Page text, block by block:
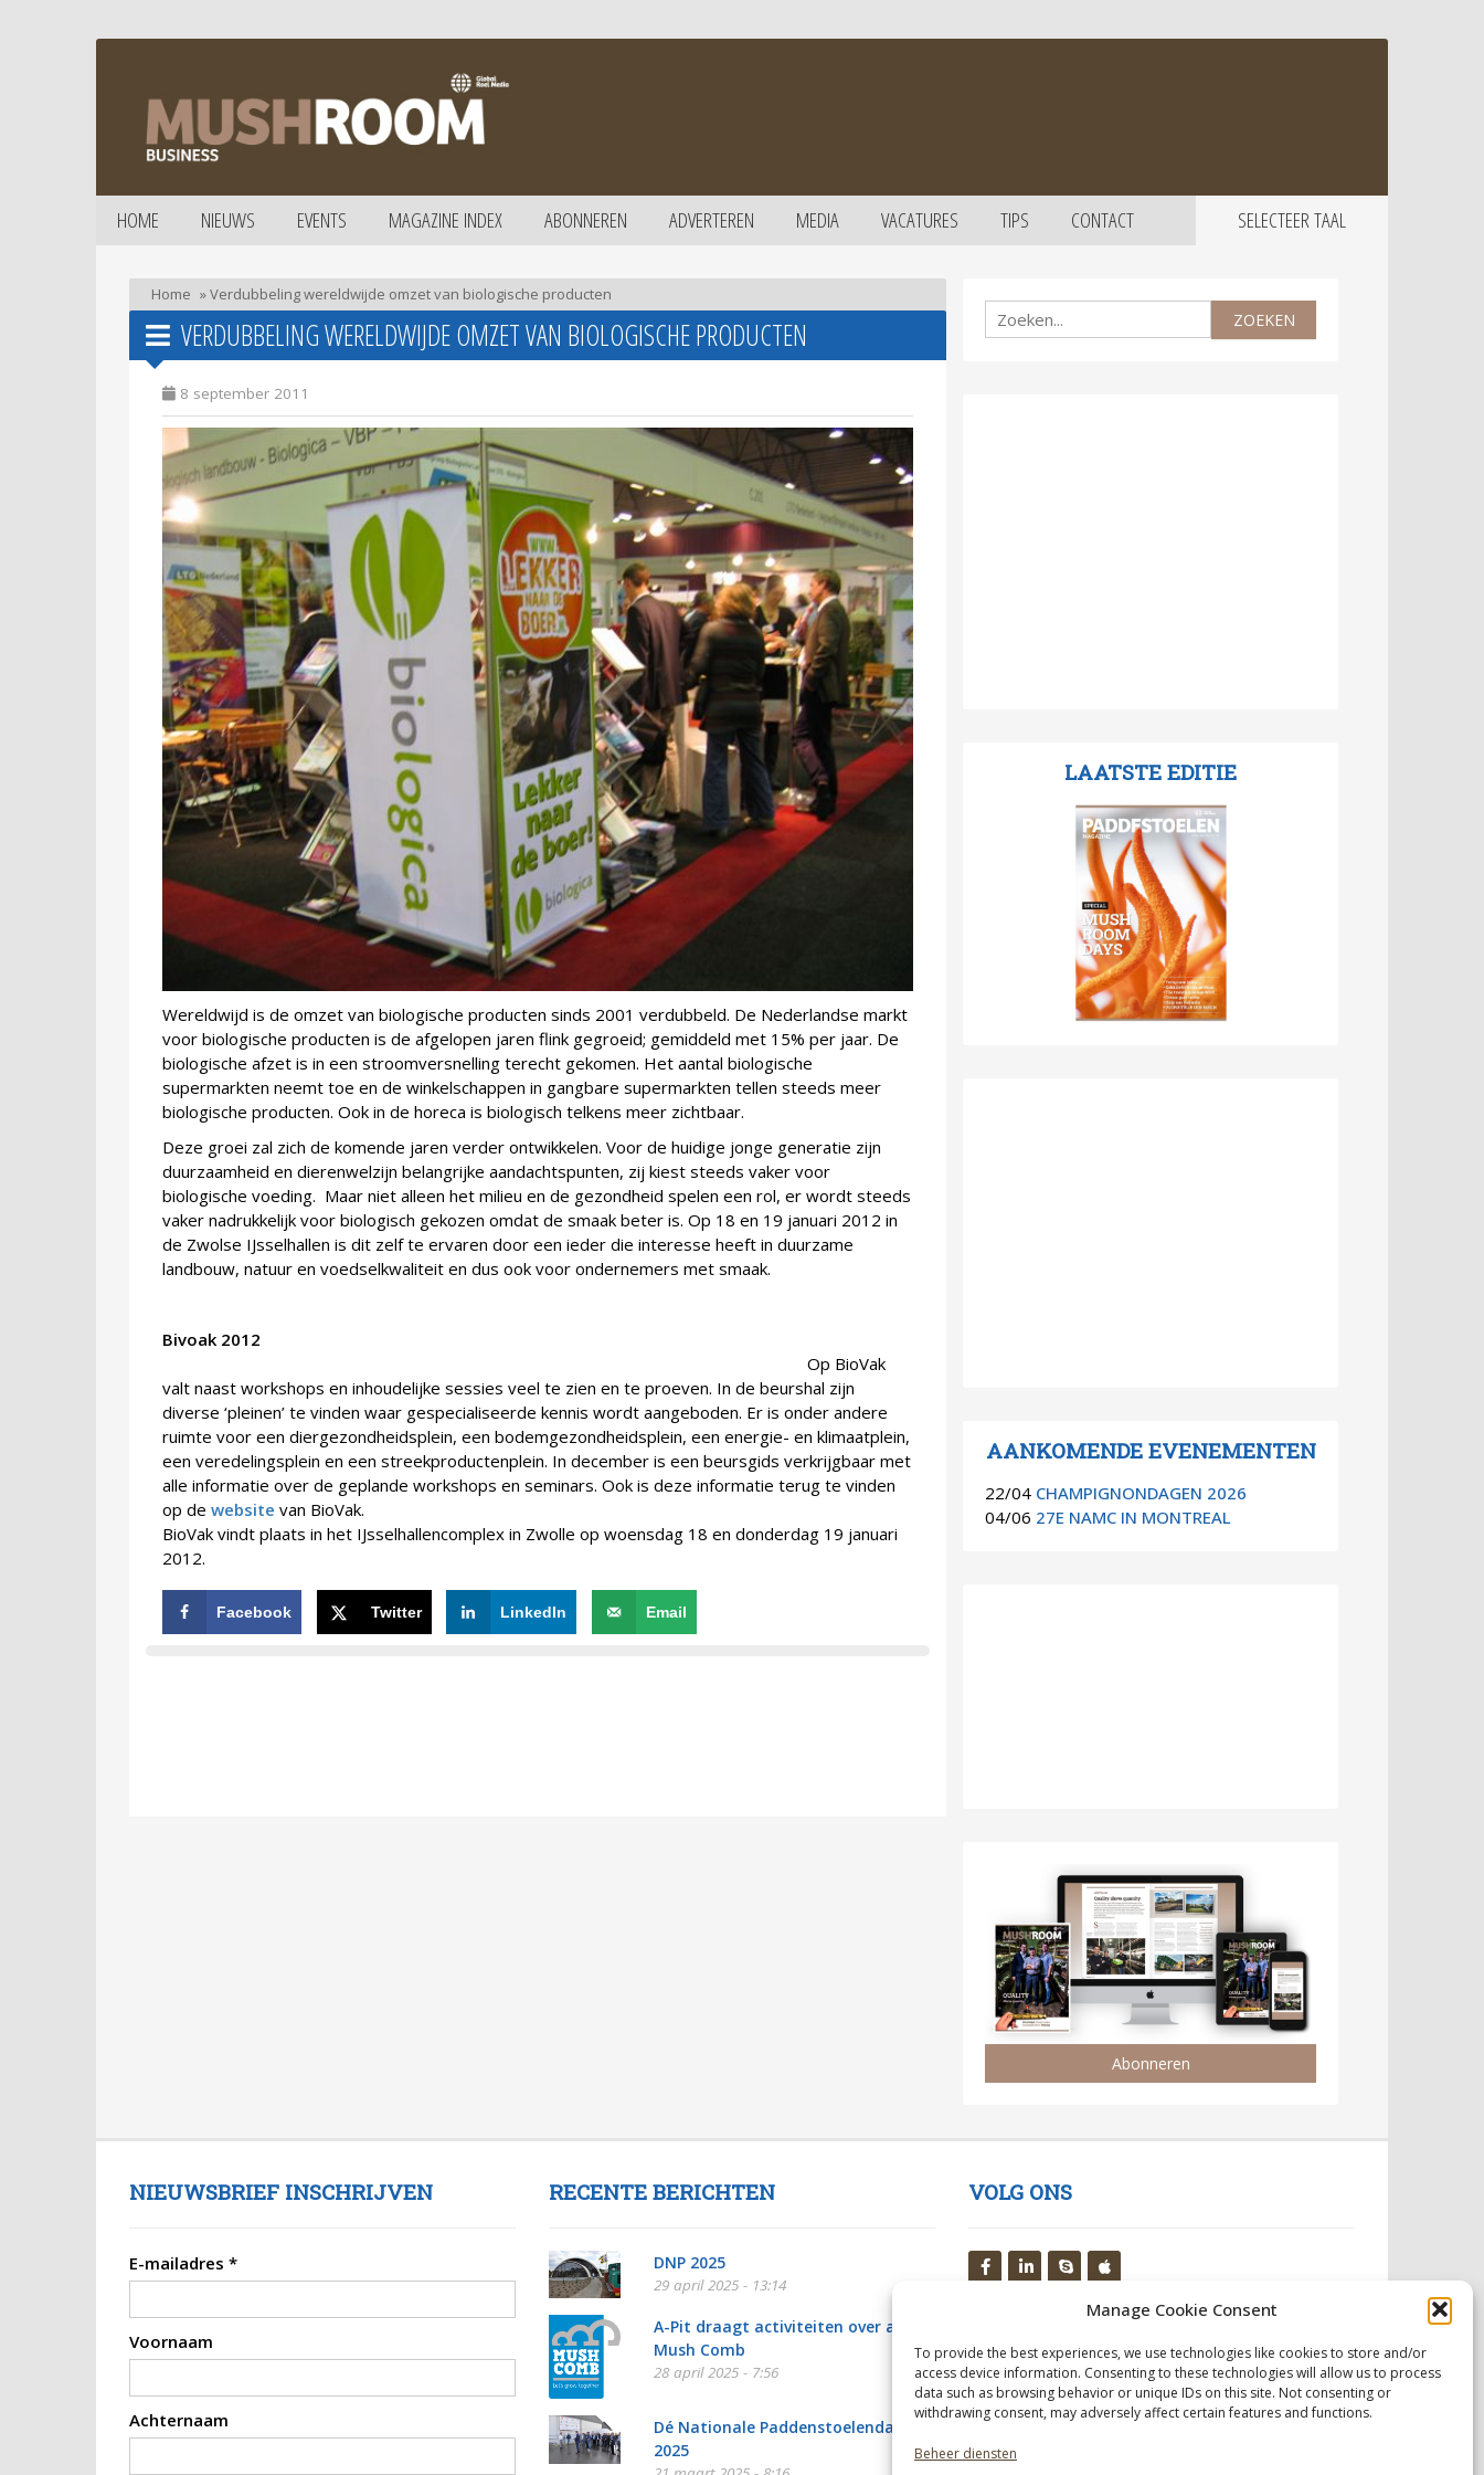
Manage Cookie Consent
To provide the best experiences, we use technologies like cookies to store and/or
access device information. Consenting to these technologies will allow us to process
data such as browsing behavior or unique IDs on this site. Not consenting or
withdrawing consent, may adversely affect certain features and functions.
Beheer diensten
SELECTEER TAAL
HOME NIEUWS EVENTS MAGAZINE INDEX ABONNEREN ADVERTEREN MEDIA VACATURES TIPS CONTACT
Home »Verdubbeling wereldwijde omzet van biologische producten
VERDUBBELING WERELDWIJDE OMZET VAN BIOLOGISCHE PRODUCTEN
8 september 2011
Wereldwijd is de omzet van biologische producten sinds 2001 verdubbeld. De Nederlandse markt
voor biologische producten is de afgelopen jaren flink gegroeid; gemiddeld met 15% per jaar. De
biologische afzet is in een stroomversnelling terecht gekomen. Het aantal biologische
supermarkten neemt toe en de winkelschappen in gangbare supermarkten tellen steeds meer
biologische producten. Ook in de horeca is biologisch telkens meer zichtbaar.
Deze groei zal zich de komende jaren verder ontwikkelen. Voor de huidige jonge generatie zijn
duurzaamheid en dierenwelzijn belangrijke aandachtspunten, zij kiest steeds vaker voor
biologische voeding. Maar niet alleen het milieu en de gezondheid spelen een rol, er wordt steeds
vaker nadrukkelijk voor biologisch gekozen omdat de smaak beter is. Op 18 en 19 januari 2012 in
de Zwolse IJsselhallen is dit zelf te ervaren door een ieder die interesse heeft in duurzame
landbouw, natuur en voedselkwaliteit en dus ook voor ondernemers met smaak.
Bivoak 2012
Op BioVak
valt naast workshops en inhoudelijke sessies veel te zien en te proeven. In de beurshal zijn
diverse ‘pleinen’ te vinden waar gespecialiseerde kennis wordt aangeboden. Er is onder andere
ruimte voor een diergezondheidsplein, een bodemgezondheidsplein, een energie- en klimaatplein,
een veredelingsplein en een streekproductenplein. In december is een beursgids verkrijgbaar met
alle informatie over de geplande workshops en seminars. Ook is deze informatie terug te vinden
op de website van BioVak.
BioVak vindt plaats in het IJsselhallencomplex in Zwolle op woensdag 18 en donderdag 19 januari
2012.
Facebook Twitter LinkedIn Email
LAATSTE EDITIE
AANKOMENDE EVENEMENTEN
22/04 CHAMPIGNONDAGEN 2026
04/06 27E NAMC IN MONTREAL
Abonneren
NIEUWSBRIEF INSCHRIJVEN
E-mailadres *
Voornaam
Achternaam
RECENTE BERICHTEN
DNP 2025
29 april 2025 - 13:14
A-Pit draagt activiteiten over aan
Mush Comb
28 april 2025 - 7:56
Dé Nationale Paddenstoelendag
2025
VOLG ONS